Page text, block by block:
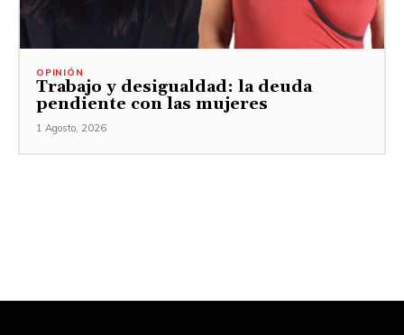
OPINIÓN
Trabajo y desigualdad: la deuda
pendiente con las mujeres
1 Agosto, 2026